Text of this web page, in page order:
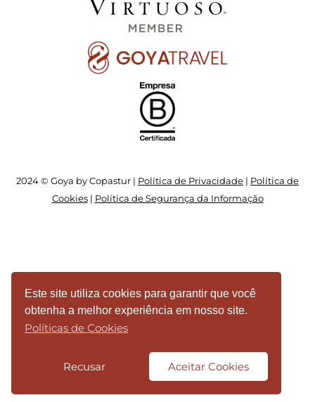
2024 © Goya by Copastur | Política de Privacidade | Política de
Cookies| Política de Segurança da Informação
Este site utiliza cookies para garantir que você
obtenha a melhor experiência em nosso site.
Políticas de Cookies
Recusar Aceitar Cookies